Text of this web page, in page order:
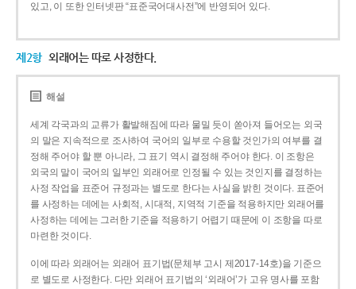
있고, 이 또한 인터넷판 “표준국어대사전”에 반영되어 있다.
제2항 외래어는 따로 사정한다.
해설
세계 각국과의 교류가 활발해짐에 따라 물밀 듯이 쏟아져 들어오는 외국
의 말은 지속적으로 조사하여 국어의 일부로 수용할 것인가의 여부를 결
정해 주어야 할 뿐 아니라, 그 표기 역시 결정해 주어야 한다. 이 조항은
외국의 말이 국어의 일부인 외래어로 인정될 수 있는 것인지를 결정하는
사정 작업을 표준어 규정과는 별도로 한다는 사실을 밝힌 것이다. 표준어
를 사정하는 데에는 사회적, 시대적, 지역적 기준을 적용하지만 외래어를
사정하는 데에는 그러한 기준을 적용하기 어렵기 때문에 이 조항을 따로
마련한 것이다.
이에 따라 외래어는 외래어 표기법(문체부 고시 제2017-14호)을 기준으
로 별도로 사정한다. 다만 외래어 표기법의 ‘외래어’가 고유 명사를 포함